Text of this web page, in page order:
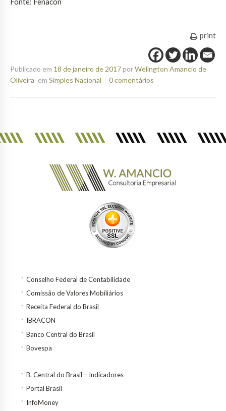
print
Publicado em 18 de janeiro de 2017porWelington Amancio de
Oliveira em Simples Nacional 0 comentários
Conselho Federal de Contabilidade
Comissão de Valores Mobiliários
Receita Federal do Brasil
IBRACON
Banco Central do Brasil
Bovespa
B. Central do Brasil – Indicadores
Portal Brasil
InfoMoney